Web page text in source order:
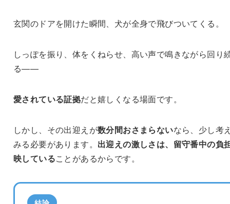
玄関のドアを開けた瞬間、犬が全身で飛びついてくる。
しっぽを振り、体をくねらせ、高い声で鳴きながら回り
る——
愛されている証拠だと嬉しくなる場面です。
しかし、その出迎えが数分間おさまらないなら、少し考
みる必要があります。 出迎えの激しさは、留守番中の負
映していることがあるからです。